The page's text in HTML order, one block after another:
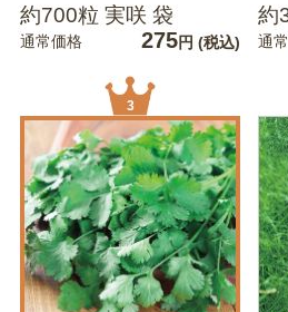
約700粒 実咲 袋
通常価格 275円 (税込)
約
通
3